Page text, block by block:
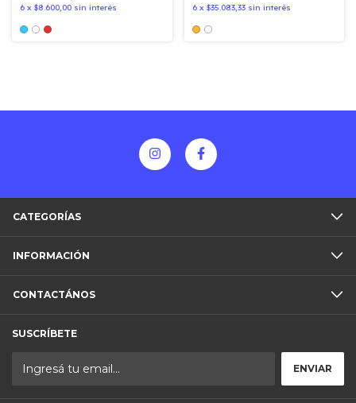
6 x $8.600,00 sin interés 6 x $35.083,33 sin interés
CATEGORÍAS
INFORMACIÓN
CONTACTÁNOS
SUSCRÍBETE